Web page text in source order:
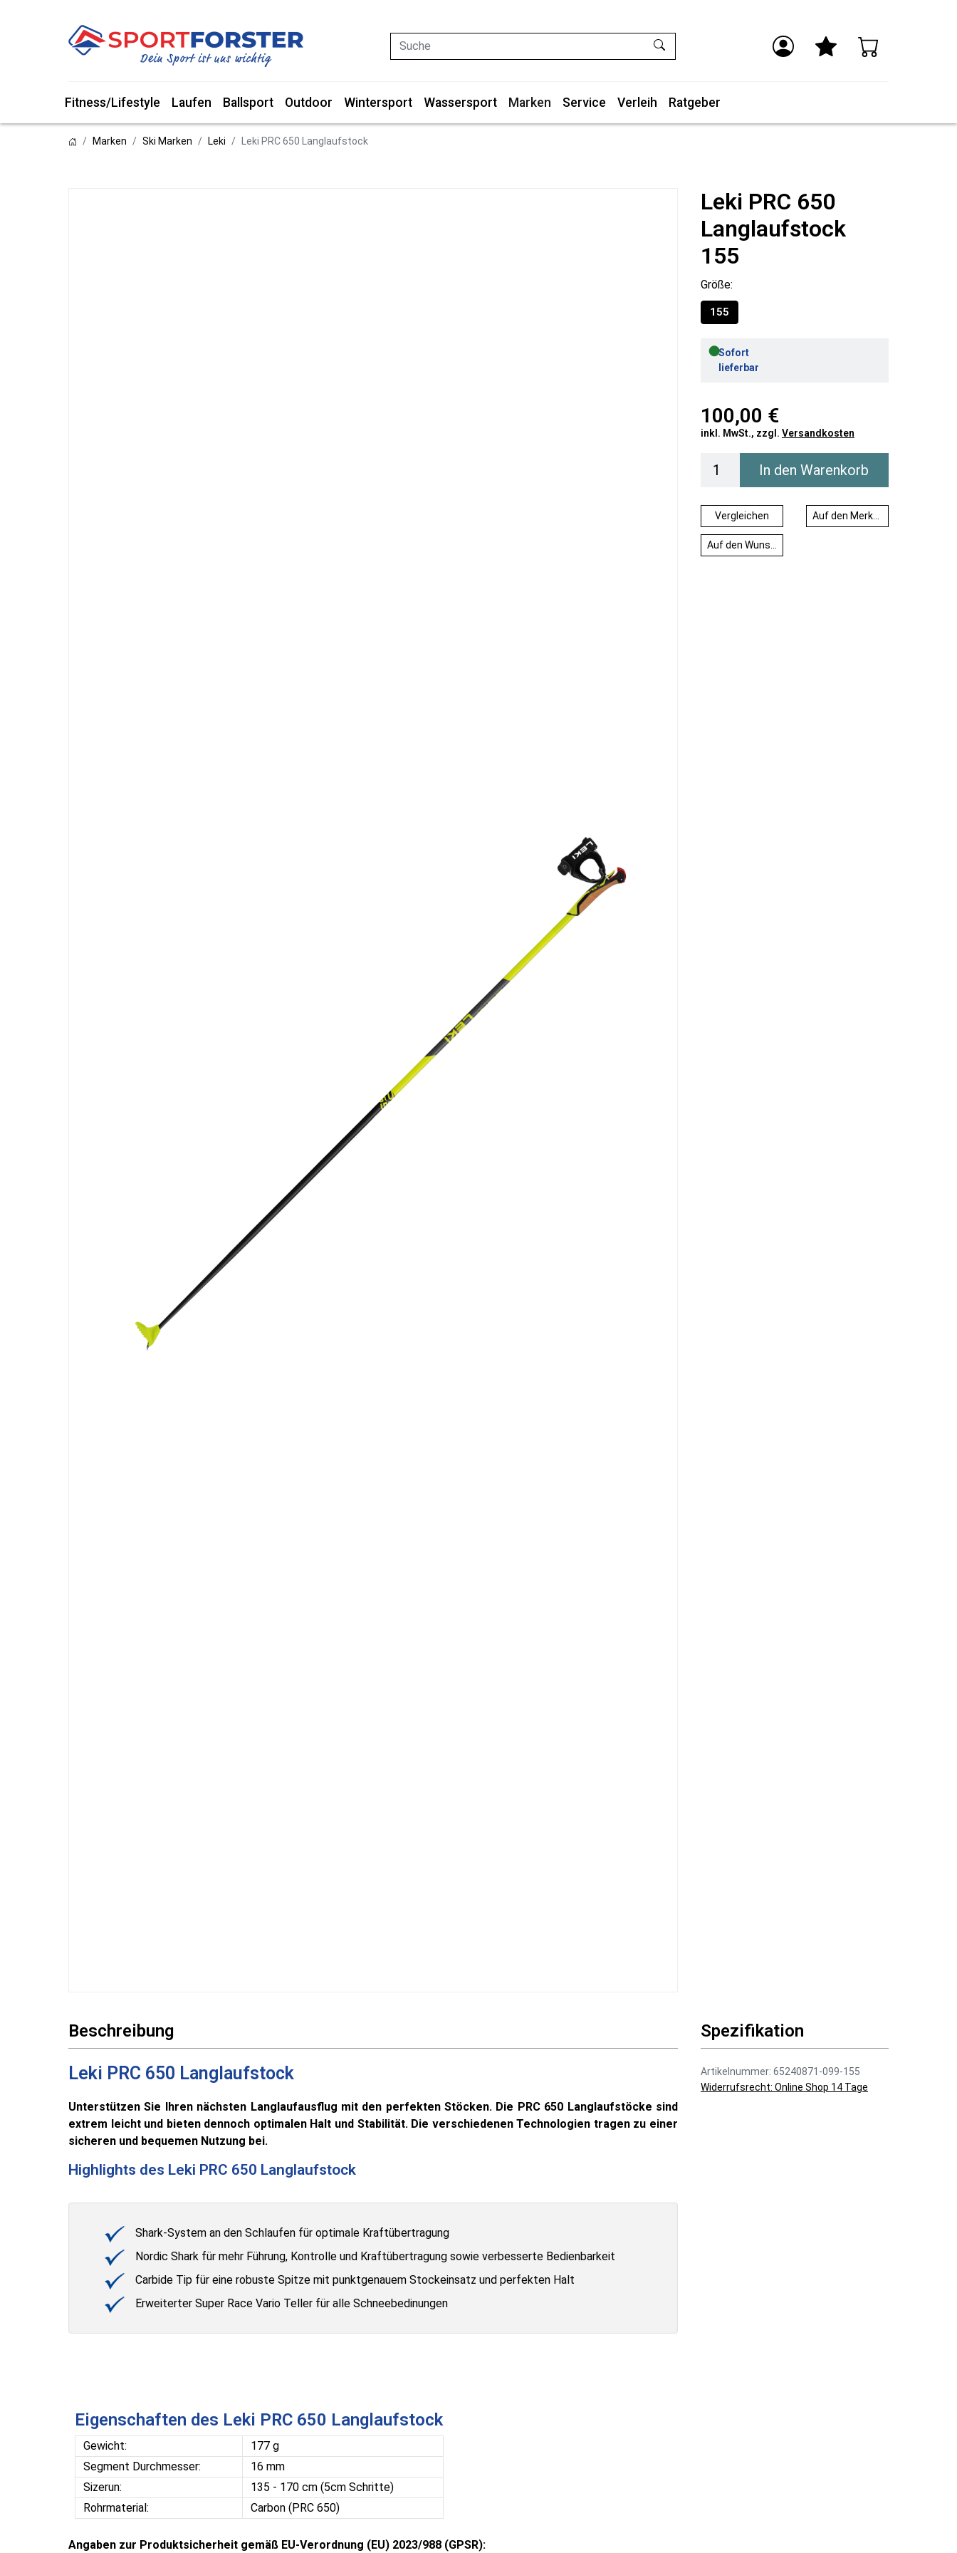
Suche
Fitness/Lifestyle Laufen Ballsport Outdoor Wintersport Wassersport Marken Service Verleih Ratgeber
Marken Ski Marken Leki Leki PRC 650 Langlaufstock
Leki PRC 650
Langlaufstock
155
Größe:
155
●Sofort
lieferbar
100,00 €
inkl. MwSt., zzgl. Versandkosten
In den Warenkorb
Vergleichen
Beschreibung
Leki PRC 650 Langlaufstock
Unterstützen Sie Ihren nächsten Langlaufausflug mit den perfekten Stöcken. Die PRC 650 Langlaufstöcke sind
extrem leicht und bieten dennoch optimalen Halt und Stabilität. Die verschiedenen Technologien tragen zu einer
sicheren und bequemen Nutzung bei.
Highlights des Leki PRC 650 Langlaufstock
Shark-System an den Schlaufen für optimale Kraftübertragung
Nordic Shark für mehr Führung, Kontrolle und Kraftübertragung sowie verbesserte Bedienbarkeit
Carbide Tip für eine robuste Spitze mit punktgenauem Stockeinsatz und perfekten Halt
Erweiterter Super Race Vario Teller für alle Schneebedinungen
Eigenschaften des Leki PRC 650 Langlaufstock
Gewicht:
177 g
Segment Durchmesser:
16 mm
Sizerun:
135 - 170 cm (5cm Schritte)
Rohrmaterial:
Carbon (PRC 650)
Angaben zur Produktsicherheit gemäß EU-Verordnung (EU) 2023/988 (GPSR):
Spezifikation
Artikelnummer: 65240871-099-155
Widerrufsrecht: Online Shop 14 Tage